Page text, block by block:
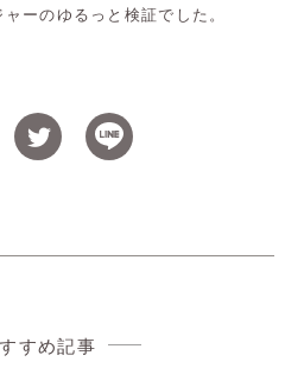
ーのゆるっと検証でした。
すめ記事